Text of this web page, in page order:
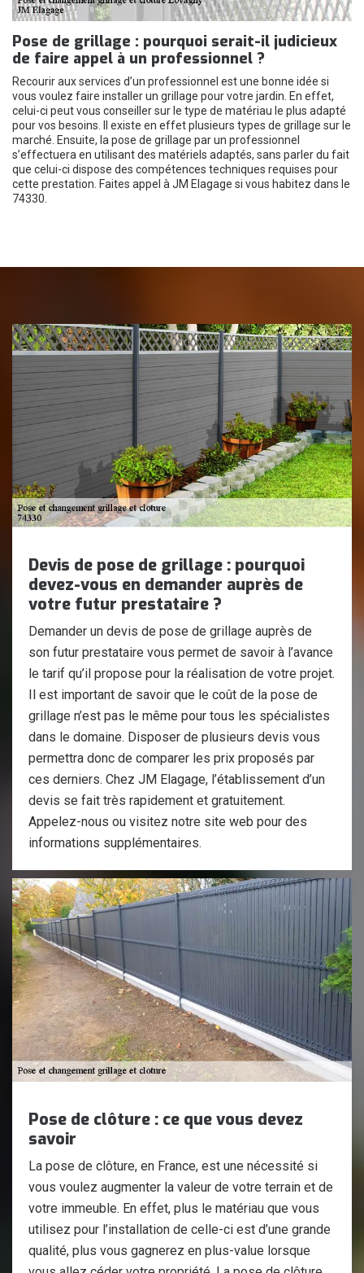
Pose de grillage : pourquoi serait-il judicieux
de faire appel à un professionnel ?
Recourir aux services d’un professionnel est une bonne idée si
vous voulez faire installer un grillage pour votre jardin. En effet,
celui-ci peut vous conseiller sur le type de matériau le plus adapté
pour vos besoins. Il existe en effet plusieurs types de grillage sur le
marché. Ensuite, la pose de grillage par un professionnel
s’effectuera en utilisant des matériels adaptés, sans parler du fait
que celui-ci dispose des compétences techniques requises pour
cette prestation. Faites appel à JM Elagage si vous habitez dans le
74330.
Devis de pose de grillage : pourquoi
devez-vous en demander auprès de
votre futur prestataire ?
Demander un devis de pose de grillage auprès de
son futur prestataire vous permet de savoir à l’avance
le tarif qu’il propose pour la réalisation de votre projet.
Il est important de savoir que le coût de la pose de
grillage n’est pas le même pour tous les spécialistes
dans le domaine. Disposer de plusieurs devis vous
permettra donc de comparer les prix proposés par
ces derniers. Chez JM Elagage, l’établissement d’un
devis se fait très rapidement et gratuitement.
Appelez-nous ou visitez notre site web pour des
informations supplémentaires.
Pose de clôture : ce que vous devez
savoir
La pose de clôture, en France, est une nécessité si
vous voulez augmenter la valeur de votre terrain et de
votre immeuble. En effet, plus le matériau que vous
utilisez pour l’installation de celle-ci est d’une grande
qualité, plus vous gagnerez en plus-value lorsque